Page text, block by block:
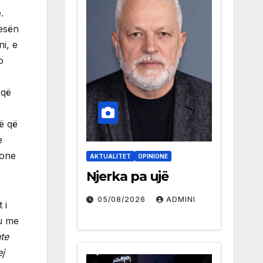
e
që
i
me
AKTUALITET OPINIONE
Njerka pa ujë
05/08/2026 ADMINI